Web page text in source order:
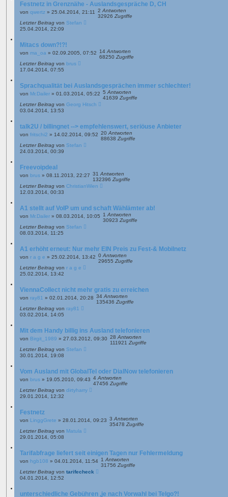
Festnetz in Grenznähe - Auslandsgespräche D, CH
von qwertz » 25.04.2014, 21:11 2 Antworten
32926 Zugriffe
Letzter Beitrag von Stefan
25.04.2014, 22:09
Mitacs down?!?!
von ma_oa » 02.09.2005, 07:52 14 Antworten
68250 Zugriffe
Letzter Beitrag von brus
17.04.2014, 07:55
Sprachqualität bei Auslandsgesprächen immer schlechter!
von Mr.Dailer » 01.03.2014, 05:22 5 Antworten
41639 Zugriffe
Letzter Beitrag von Georg Hitsch
03.04.2014, 13:53
talk2U / billingnet --> empfehlenswert, seriöuse Anbieter
von fritschi2 » 14.02.2014, 09:52 20 Antworten
88638 Zugriffe
Letzter Beitrag von Stefan
24.03.2014, 00:39
Freevoipdeal
von brus » 08.11.2013, 22:27 31 Antworten
132396 Zugriffe
Letzter Beitrag von ChristianWien
12.03.2014, 00:33
A1 stellt auf VoIP um und schaft Wählämter ab!
von Mr.Dailer » 08.03.2014, 10:05 1 Antworten
30923 Zugriffe
Letzter Beitrag von Stefan
08.03.2014, 11:25
A1 erhöht erneut: Nur mehr EIN Preis zu Fest-& Mobilnetz
von r a g e » 25.02.2014, 13:42 0 Antworten
29655 Zugriffe
Letzter Beitrag von r a g e
25.02.2014, 13:42
ViennaCollect nicht mehr gratis zu erreichen
von ray81 » 02.01.2014, 20:28 34 Antworten
135436 Zugriffe
Letzter Beitrag von ray81
03.02.2014, 14:05
Mit dem Handy billig ins Ausland telefonieren
von Birgit_1989 » 27.03.2012, 09:30 28 Antworten
111921 Zugriffe
Letzter Beitrag von Stefan
30.01.2014, 19:08
Vom Ausland mit GlobalTel oder DialNow telefonieren
von brus » 19.05.2010, 09:43 4 Antworten
47456 Zugriffe
Letzter Beitrag von dirtyharry
29.01.2014, 12:32
Festnetz
von LinggGrete » 28.01.2014, 09:23 3 Antworten
35478 Zugriffe
Letzter Beitrag von Matula
29.01.2014, 05:08
Tarifabfrage liefert seit einigen Tagen nur Fehlermeldung
von hgb108 » 04.01.2014, 11:54 1 Antworten
31756 Zugriffe
Letzter Beitrag von tarifecheck
04.01.2014, 12:52
unterschiedliche Gebühren ,je nach Vorwahl bei Telgo?!